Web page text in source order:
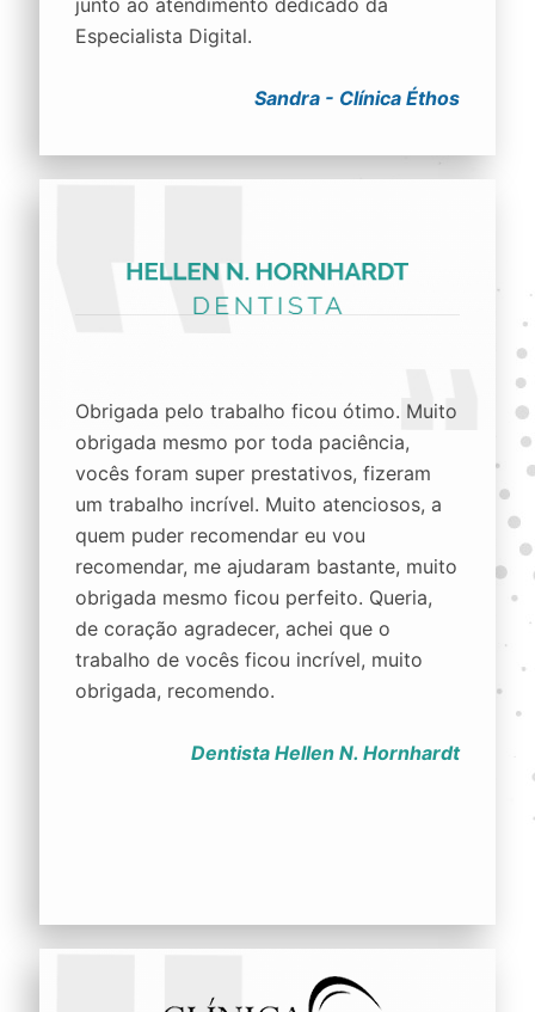
junto ao atendimento dedicado da
Especialista Digital.
Sandra - Clínica Éthos
Obrigada pelo trabalho ficou ótimo. Muito
obrigada mesmo por toda paciência,
vocês foram super prestativos, fizeram
um trabalho incrível. Muito atenciosos, a
quem puder recomendar eu vou
recomendar, me ajudaram bastante, muito
obrigada mesmo ficou perfeito. Queria,
de coração agradecer, achei que o
trabalho de vocês ficou incrível, muito
obrigada, recomendo.
Dentista Hellen N. Hornhardt